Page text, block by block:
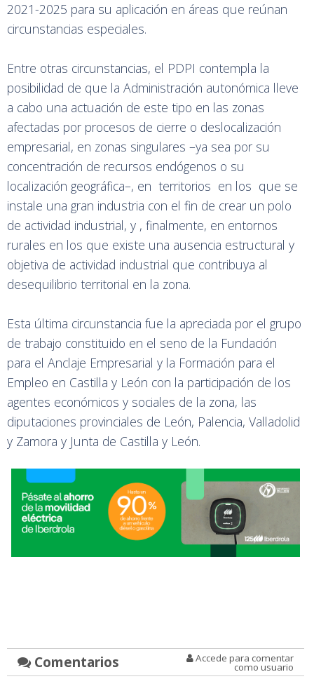
2021-2025 para su aplicación en áreas que reúnan
circunstancias especiales.
Entre otras circunstancias, el PDPI contempla la
posibilidad de que la Administración autonómica lleve
a cabo una actuación de este tipo en las zonas
afectadas por procesos de cierre o deslocalización
empresarial, en zonas singulares –ya sea por su
concentración de recursos endógenos o su
localización geográfica–, en territorios en los que se
instale una gran industria con el fin de crear un polo
de actividad industrial, y , finalmente, en entornos
rurales en los que existe una ausencia estructural y
objetiva de actividad industrial que contribuya al
desequilibrio territorial en la zona.
Esta última circunstancia fue la apreciada por el grupo
de trabajo constituido en el seno de la Fundación
para el Anclaje Empresarial y la Formación para el
Empleo en Castilla y León con la participación de los
agentes económicos y sociales de la zona, las
diputaciones provinciales de León, Palencia, Valladolid
y Zamora y Junta de Castilla y León.
Comentarios Accede para comentar
como usuario